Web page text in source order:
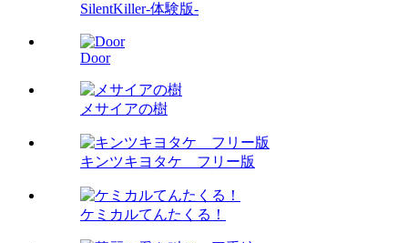
SilentKiller-体験版-
Door
メサイアの樹
キンツキヨタケ フリー版
ケミカルてんたくる！